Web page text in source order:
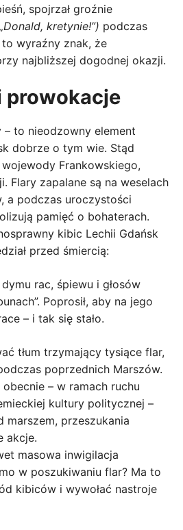
spojrzał groźnie
kretynie!”) podczas
to wyraźny znak, że
najbliższej dogodnej okazji.
prowokacje
– to nieodzowny element
dobrze o tym wie. Stąd
Frankowskiego,
Flary zapalane są na weselach
a podczas uroczystości
pamięć o bohaterach.
kibic Lechii Gdańsk
przed śmiercią:
rac, śpiewu i głosów
Poprosił, aby na jego
– i tak się stało.
tłum trzymający tysiące flar,
poprzednich Marszów.
– w ramach ruchu
kultury politycznej –
marszem, przeszukania
akcje.
masowa inwigilacja
w poszukiwaniu flar? Ma to
kibiców i wywołać nastroje